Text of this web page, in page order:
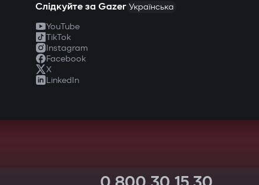
Слідкуйте за Gazer Українська
YouTube
TikTok
Instagram
Facebook
X
LinkedIn